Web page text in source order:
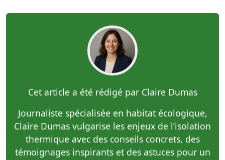
Cet article a été rédigé par Claire Dumas
Journaliste spécialisée en habitat écologique,
Claire Dumas vulgarise les enjeux de l’isolation
thermique avec des conseils concrets, des
témoignages inspirants et des astuces pour un